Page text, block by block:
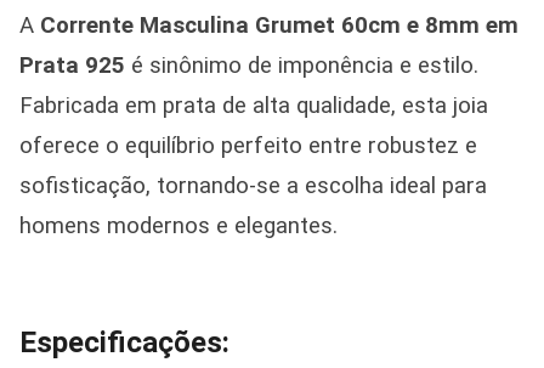
A Corrente Masculina Grumet 60cm e 8mm em
Prata 925 é sinônimo de imponência e estilo.
Fabricada em prata de alta qualidade, esta joia
oferece o equilíbrio perfeito entre robustez e
sofisticação, tornando-se a escolha ideal para
homens modernos e elegantes.
Especificações: